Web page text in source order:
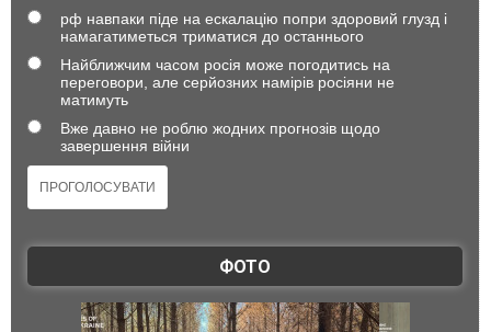
рф навпаки піде на ескалацію попри здоровий глузд і
намагатиметься триматися до останнього
Найближчим часом росія може погодитись на
переговори, але серйозних намірів росіяни не
матимуть
Вже давно не роблю жодних прогнозів щодо
завершення війни
ФОТО